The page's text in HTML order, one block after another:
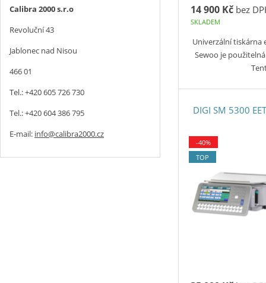
14 900 Kč bez
SKLADEM
Univerzální tiskárna
Sewoo je
DIGI SM 5300
-40%
TOP
Calibra 2000 s.r.o
Revoluční 43
Jablonec nad Nisou
466 01
Tel.: +420 605 726 730
Tel.: +420 604 386 795
E-mail: info@calibra2000.cz